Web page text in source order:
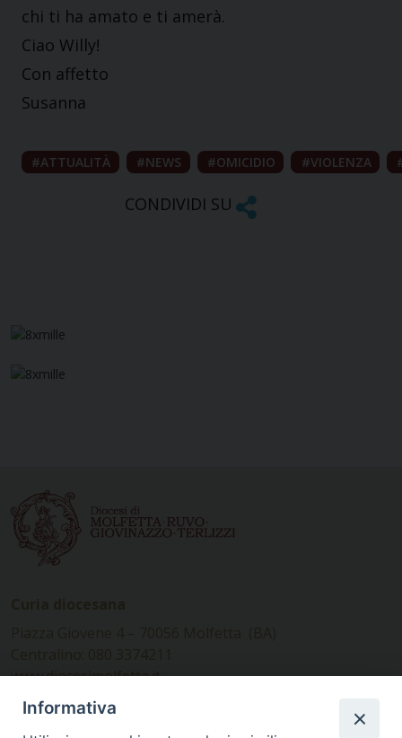
chi ti ha amato e ti amerà.
Ciao Willy!
Con affetto
Susanna
ATTUALITÀ NEWS OMICIDIO VIOLENZA
CONDIVIDI SU
www.diocesimolfetta.it –
diocesimolfetta@pec.chiesacattolica.it
Informativa